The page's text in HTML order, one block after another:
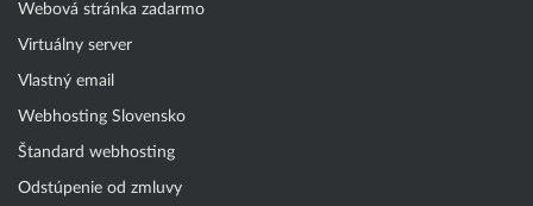
Webová stránka zadarmo
Virtuálny server
Vlastný email
Webhosting Slovensko
Štandard webhosting
Odstúpenie od zmluvy